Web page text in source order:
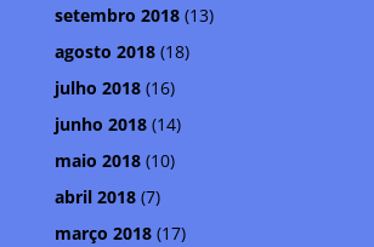
setembro 2018(13)
agosto 2018(18)
julho 2018(16)
junho 2018(14)
maio 2018(10)
abril 2018(7)
março 2018(17)